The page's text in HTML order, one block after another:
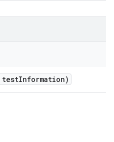
testInformation)